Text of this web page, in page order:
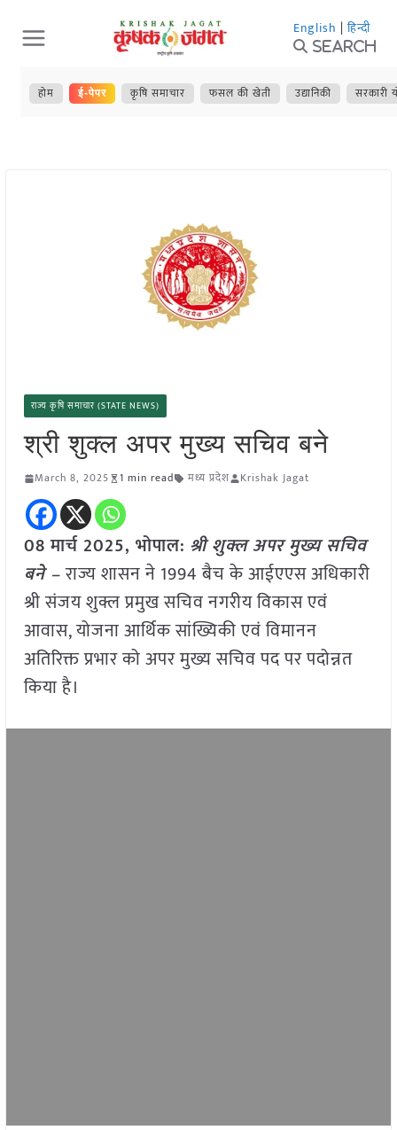
Skip
to
content
English | हिन्दी
Search
होम ई-पेपर कृषि समाचार फसल की खेती उद्यानिकी सरकारी
राज्य कृषि समाचार (STATE NEWS)
श्री शुक्ल अपर मुख्य सचिव बने
March 8, 2025 1 min read मध्य प्रदेश Krishak Jagat
08 मार्च 2025, भोपाल: श्री शुक्ल अपर मुख्य सचिव
बने –राज्य शासन ने 1994 बैच के आईएएस अधिकारी
श्री संजय शुक्ल प्रमुख सचिव नगरीय विकास एवं
आवास, योजना आर्थिक सांख्यिकी एवं विमानन
अतिरिक्त प्रभार को अपर मुख्य सचिव पद पर पदोन्नत
किया है।